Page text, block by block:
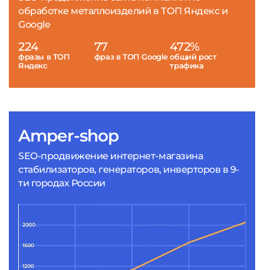
Amper-shop
SEO-продвижение интернет-магазина
стабилизаторов, генераторов, инверторов в 9-
ти городах России
обработке металлоизделий в ТОП Яндекс и
Google
224
фразы в ТОП
Яндекс
77
фраз в ТОП Google
472%
общий рост
трафика